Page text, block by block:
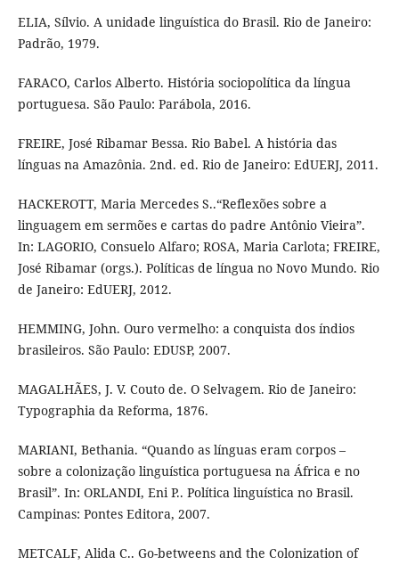
ELIA, Sílvio. A unidade linguística do Brasil. Rio de Janeiro:
Padrão, 1979.
FARACO, Carlos Alberto. História sociopolítica da língua
portuguesa. São Paulo: Parábola, 2016.
FREIRE, José Ribamar Bessa. Rio Babel. A história das
línguas na Amazônia. 2nd. ed. Rio de Janeiro: EdUERJ, 2011.
HACKEROTT, Maria Mercedes S..“Reflexões sobre a
linguagem em sermões e cartas do padre Antônio Vieira”.
In: LAGORIO, Consuelo Alfaro; ROSA, Maria Carlota; FREIRE,
José Ribamar (orgs.). Políticas de língua no Novo Mundo. Rio
de Janeiro: EdUERJ, 2012.
HEMMING, John. Ouro vermelho: a conquista dos índios
brasileiros. São Paulo: EDUSP, 2007.
MAGALHÃES, J. V. Couto de. O Selvagem. Rio de Janeiro:
Typographia da Reforma, 1876.
MARIANI, Bethania. “Quando as línguas eram corpos –
sobre a colonização linguística portuguesa na África e no
Brasil”. In: ORLANDI, Eni P.. Política linguística no Brasil.
Campinas: Pontes Editora, 2007.
METCALF, Alida C.. Go-betweens and the Colonization of